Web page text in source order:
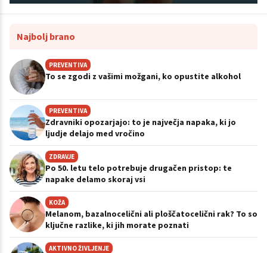
Najbolj brano
PREVENTIVA
To se zgodi z vašimi možgani, ko opustite alkohol
PREVENTIVA
Zdravniki opozarjajo: to je največja napaka, ki jo
ljudje delajo med vročino
ZDRAVJE
Po 50. letu telo potrebuje drugačen pristop: te
napake delamo skoraj vsi
KOŽA
Melanom, bazalnocelični ali ploščatocelični rak? To so
ključne razlike, ki jih morate poznati
AKTIVNO ŽIVLJENJE